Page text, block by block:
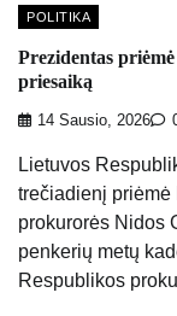
POLITIKA
Prezidentas
priesaiką
14 Sausio, 2026
Lietuvos
trečiadienį
prokurorės Nidos
penkerių metų
Respublikos